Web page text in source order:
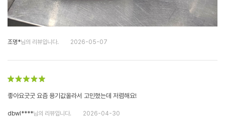
조명*님의 리뷰입니다. 2026-05-07
좋아요굿굿 요즘 용기값올라서 고민했는데 저렴해요!
dbwl****님의 리뷰입니다. 2026-04-30